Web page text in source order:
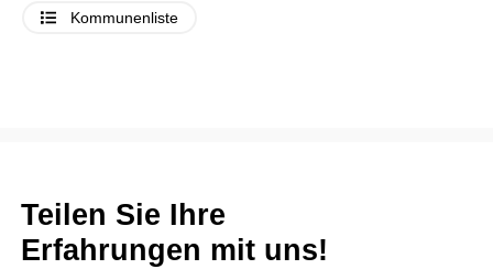
Kommunenliste
Teilen Sie Ihre
Erfahrungen mit uns!